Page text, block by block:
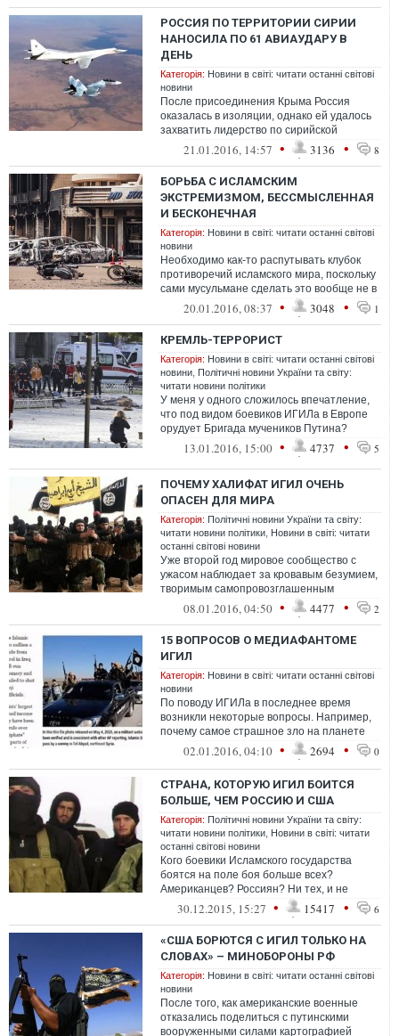
РОССИЯ ПО ТЕРРИТОРИИ СИРИИ
НАНОСИЛА ПО 61 АВИАУДАРУ В
ДЕНЬ
Категорія: Новини в світі: читати останні світові
новини
После присоединения Крыма Россия
оказалась в изоляции, однако ей удалось
захватить лидерство по сирийской
проблеме. Это напоминает о том, как
21.01.2016, 14:57 • 3136 • 8
БОРЬБА С ИСЛАМСКИМ
ЭКСТРЕМИЗМОМ, БЕССМЫСЛЕННАЯ
И БЕСКОНЕЧНАЯ
Категорія: Новини в світі: читати останні світові
новини
Необходимо как-то распутывать клубок
противоречий исламского мира, поскольку
сами мусульмане сделать это вообще не в
состоянии. Но и внешние игроки не...
20.01.2016, 08:37 • 3048 • 1
КРЕМЛЬ-ТЕРРОРИСТ
Категорія: Новини в світі: читати останні світові
новини Політичні новини України та світу:
читати новини політики
У меня у одного сложилось впечатление,
что под видом боевиков ИГИЛа в Европе
орудует Бригада мучеников Путина?
Согласитесь - и парижские теракты и вче...
13.01.2016, 15:00 • 4737 • 5
ПОЧЕМУ ХАЛИФАТ ИГИЛ ОЧЕНЬ
ОПАСЕН ДЛЯ МИРА
Категорія: Політичні новини України та світу:
читати новини політики Новини в світі: читати
останні світові новини
Уже второй год мировое сообщество с
ужасом наблюдает за кровавым безумием,
творимым самопровозглашенным
«халифатом»
08.01.2016, 04:50 • 4477 • 2
15 ВОПРОСОВ О МЕДИАФАНТОМЕ
ИГИЛ
Категорія: Новини в світі: читати останні світові
новини
По поводу ИГИЛа в последнее время
возникли некоторые вопросы. Например,
почему самое страшное зло на планете
называется аббревиатурой? Где их
02.01.2016, 04:10 • 2694 • 0
СТРАНА, КОТОРУЮ ИГИЛ БОИТСЯ
БОЛЬШЕ, ЧЕМ РОССИЮ И США
Категорія: Політичні новини України та світу:
читати новини політики Новини в світі: читати
останні світові новини
Кого боевики Исламского государства
боятся на поле боя больше всех?
Американцев? Россиян? Ни тех, и не
других. Больше всего их пугает
израильская арми...
30.12.2015, 15:27 • 15417 • 6
«США БОРЮТСЯ С ИГИЛ ТОЛЬКО НА
СЛОВАХ» – МИНОБОРОНЫ РФ
Категорія: Новини в світі: читати останні світові
новини
После того, как американские военные
отказались поделиться с путинскими
вооруженными силами картографией